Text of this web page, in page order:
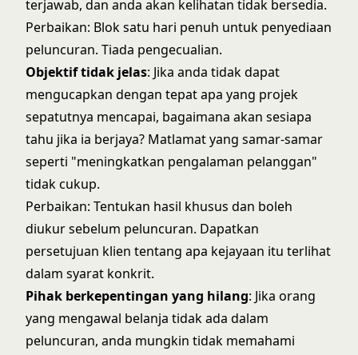
terjawab, dan anda akan kelihatan tidak bersedia.
Perbaikan: Blok satu hari penuh untuk penyediaan
peluncuran. Tiada pengecualian.
Objektif tidak jelas: Jika anda tidak dapat
mengucapkan dengan tepat apa yang projek
sepatutnya mencapai, bagaimana akan sesiapa
tahu jika ia berjaya? Matlamat yang samar-samar
seperti "meningkatkan pengalaman pelanggan"
tidak cukup.
Perbaikan: Tentukan hasil khusus dan boleh
diukur sebelum peluncuran. Dapatkan
persetujuan klien tentang apa kejayaan itu terlihat
dalam syarat konkrit.
Pihak berkepentingan yang hilang: Jika orang
yang mengawal belanja tidak ada dalam
peluncuran, anda mungkin tidak memahami